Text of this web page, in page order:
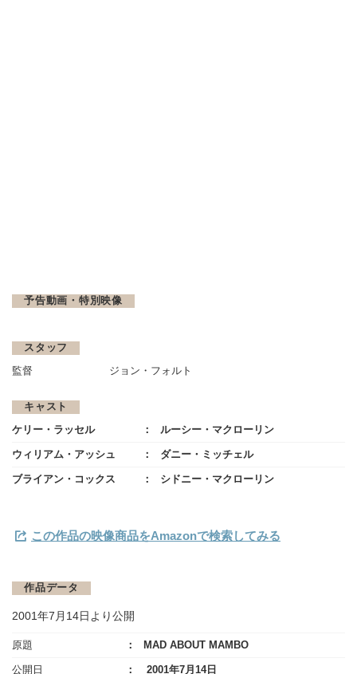
予告動画・特別映像
スタッフ
監督 ジョン・フォルト
キャスト
ケリー・ラッセル ルーシー・マクローリン
ウィリアム・アッシュ ダニー・ミッチェル
ブライアン・コックス シドニー・マクローリン
この作品の映像商品をAmazonで検索してみる
作品データ
2001年7月14日より公開
原題 MAD ABOUT MAMBO
公開日 2001年7月14日